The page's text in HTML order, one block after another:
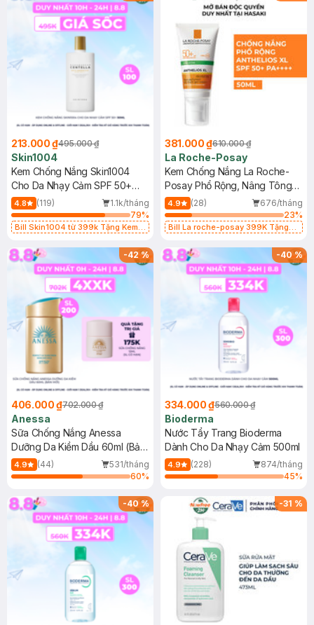
213.000 ₫495.000 ₫
Skin1004
Kem Chống Nắng Skin1004
Cho Da Nhạy Cảm SPF 50+
50ml
4.8 (119)
1.1k/tháng
79%
Bill Skin1004 từ 399k Tặng Kem
SPF 50+ 20ml (SL Có Hạn)
381.000 ₫610.000 ₫
La Roche-Posay
Kem Chống Nắng La Roche-
Posay Phổ Rộng, Nâng Tông
Kiềm Dầu 50ml
4.9 (28)
676/tháng
23%
Bill La roche-posay 399K Tặng
(SL có hạn)
-42%
406.000 ₫702.000 ₫
Anessa
Sữa Chống Nắng Anessa
Dưỡng Da Kiềm Dầu 60ml (Bản
Mới)
4.9 (44)
531/tháng
60%
-40%
334.000 ₫560.000 ₫
Bioderma
Nước Tẩy Trang Bioderma
Dành Cho Da Nhạy Cảm 500ml
4.9 (228)
874/tháng
45%
-40% -31 %